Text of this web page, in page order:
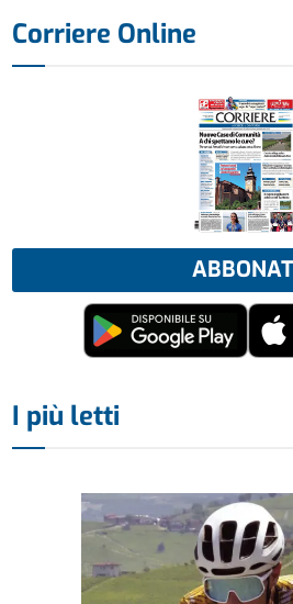
Corriere Online
I più letti